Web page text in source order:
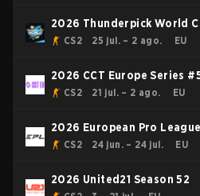
2026 Thunderpick World
European Series #2
CS2 25 jul. – 2 ago. EU
2026 CCT Europe Series
CS2 21 jul. – 2 ago. EU
2026 European Pro
CS2 24 jun. – 24 jul. EU
2026 United21 Season 52